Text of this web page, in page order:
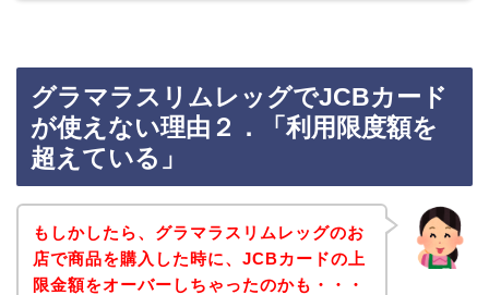
グラマラスリムレッグでJCBカード
が使えない理由２．「利用限度額を
超えている」
もしかしたら、グラマラスリムレッグのお
店で商品を購入した時に、JCBカードの上
限金額をオーバーしちゃったのかも・・・